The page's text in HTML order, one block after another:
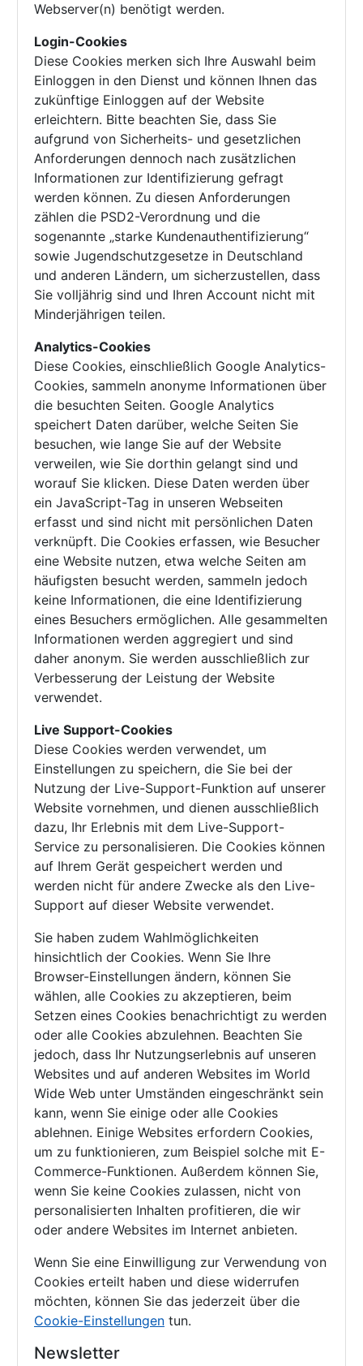
Webserver(n) benötigt werden.
Login-Cookies
Diese Cookies merken sich Ihre Auswahl beim
Einloggen in den Dienst und können Ihnen das
zukünftige Einloggen auf der Website
erleichtern. Bitte beachten Sie, dass Sie
aufgrund von Sicherheits- und gesetzlichen
Anforderungen dennoch nach zusätzlichen
Informationen zur Identifizierung gefragt
werden können. Zu diesen Anforderungen
zählen die PSD2-Verordnung und die
sogenannte „starke Kundenauthentifizierung“
sowie Jugendschutzgesetze in Deutschland
und anderen Ländern, um sicherzustellen, dass
Sie volljährig sind und Ihren Account nicht mit
Minderjährigen teilen.
Analytics-Cookies
Diese Cookies, einschließlich Google Analytics-
Cookies, sammeln anonyme Informationen über
die besuchten Seiten. Google Analytics
speichert Daten darüber, welche Seiten Sie
besuchen, wie lange Sie auf der Website
verweilen, wie Sie dorthin gelangt sind und
worauf Sie klicken. Diese Daten werden über
ein JavaScript-Tag in unseren Webseiten
erfasst und sind nicht mit persönlichen Daten
verknüpft. Die Cookies erfassen, wie Besucher
eine Website nutzen, etwa welche Seiten am
häufigsten besucht werden, sammeln jedoch
keine Informationen, die eine Identifizierung
eines Besuchers ermöglichen. Alle gesammelten
Informationen werden aggregiert und sind
daher anonym. Sie werden ausschließlich zur
Verbesserung der Leistung der Website
verwendet.
Live Support-Cookies
Diese Cookies werden verwendet, um
Einstellungen zu speichern, die Sie bei der
Nutzung der Live-Support-Funktion auf unserer
Website vornehmen, und dienen ausschließlich
dazu, Ihr Erlebnis mit dem Live-Support-
Service zu personalisieren. Die Cookies können
auf Ihrem Gerät gespeichert werden und
werden nicht für andere Zwecke als den Live-
Support auf dieser Website verwendet.
Sie haben zudem Wahlmöglichkeiten
hinsichtlich der Cookies. Wenn Sie Ihre
Browser-Einstellungen ändern, können Sie
wählen, alle Cookies zu akzeptieren, beim
Setzen eines Cookies benachrichtigt zu werden
oder alle Cookies abzulehnen. Beachten Sie
jedoch, dass Ihr Nutzungserlebnis auf unseren
Websites und auf anderen Websites im World
Wide Web unter Umständen eingeschränkt sein
kann, wenn Sie einige oder alle Cookies
ablehnen. Einige Websites erfordern Cookies,
um zu funktionieren, zum Beispiel solche mit E-
Commerce-Funktionen. Außerdem können Sie,
wenn Sie keine Cookies zulassen, nicht von
personalisierten Inhalten profitieren, die wir
oder andere Websites im Internet anbieten.
Wenn Sie eine Einwilligung zur Verwendung von
Cookies erteilt haben und diese widerrufen
möchten, können Sie das jederzeit über die
Cookie-Einstellungen tun.
Newsletter